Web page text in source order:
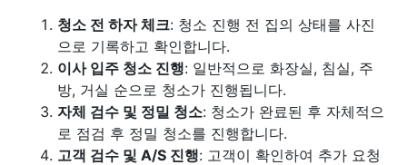
청소 전 하자 체크: 청소 진행 전 집의 상태를 사진
으로 기록하고 확인합니다.
이사 입주 청소 진행: 일반적으로 화장실, 침실, 주
방, 거실 순으로 청소가 진행됩니다.
자체 검수 및 정밀 청소: 청소가 완료된 후 자체적으
로 점검 후 정밀 청소를 진행합니다.
고객 검수 및 A/S 진행: 고객이 확인하여 추가 요청